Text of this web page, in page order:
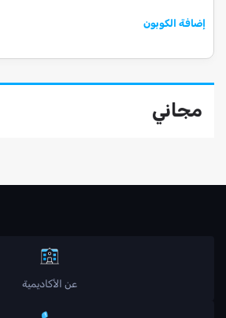
إضافة الكوبون
مجاني
عن الأكاديمية